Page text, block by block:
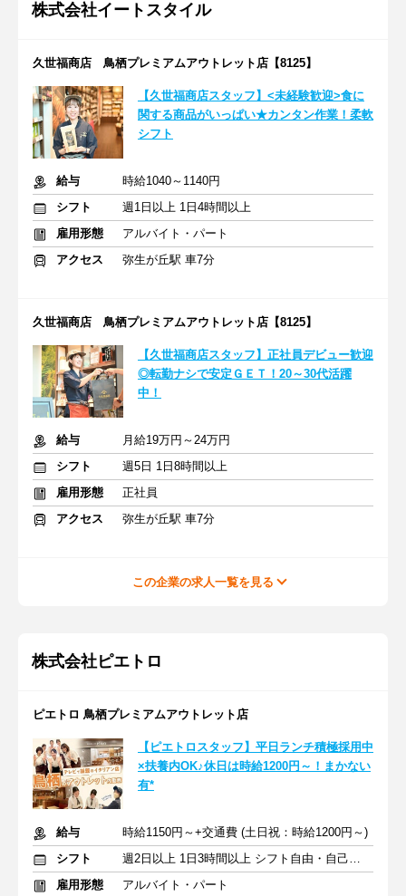
株式会社イートスタイル
久世福商店 鳥栖プレミアムアウトレット店【8125】
【久世福商店スタッフ】<未経験歓迎>食に
関する商品がいっぱい★カンタン作業！柔軟
シフト
給与
時給1040～1140円
シフト
週1日以上 1日4時間以上
雇用形態
アルバイト・パート
アクセス
弥生が丘駅 車7分
久世福商店 鳥栖プレミアムアウトレット店【8125】
【久世福商店スタッフ】正社員デビュー歓迎
◎転勤ナシで安定ＧＥＴ！20～30代活躍
中！
給与
月給19万円～24万円
シフト
週5日 1日8時間以上
雇用形態
正社員
アクセス
弥生が丘駅 車7分
この企業の求人一覧を見る
株式会社ピエトロ
ピエトロ 鳥栖プレミアムアウトレット店
【ピエトロスタッフ】平日ランチ積極採用中
×扶養内OK♪休日は時給1200円～！まかない
有*
給与
時給1150円～+交通費 (土日祝：時給1200円～)
シフト
週2日以上 1日3時間以上 シフト自由・自己申告
雇用形態
アルバイト・パート